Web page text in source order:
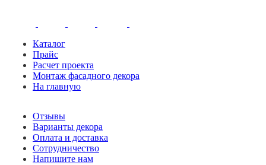
Каталог
Прайс
Расчет проекта
Монтаж фасадного декора
На главную
Отзывы
Варианты декора
Оплата и доставка
Сотрудничество
Напишите нам